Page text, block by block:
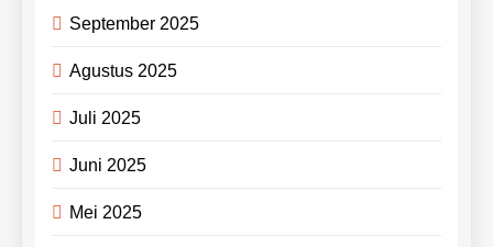
September 2025
Agustus 2025
Juli 2025
Juni 2025
Mei 2025